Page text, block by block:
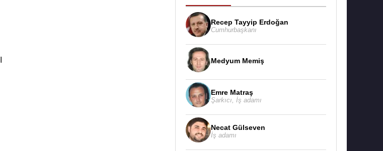
Recep Tayyip Erdoğan
Cumhurbaşkanı
Medyum Memiş
Emre Matraş
Şarkıcı İş adamı
Necat Gülseven
İş adamı